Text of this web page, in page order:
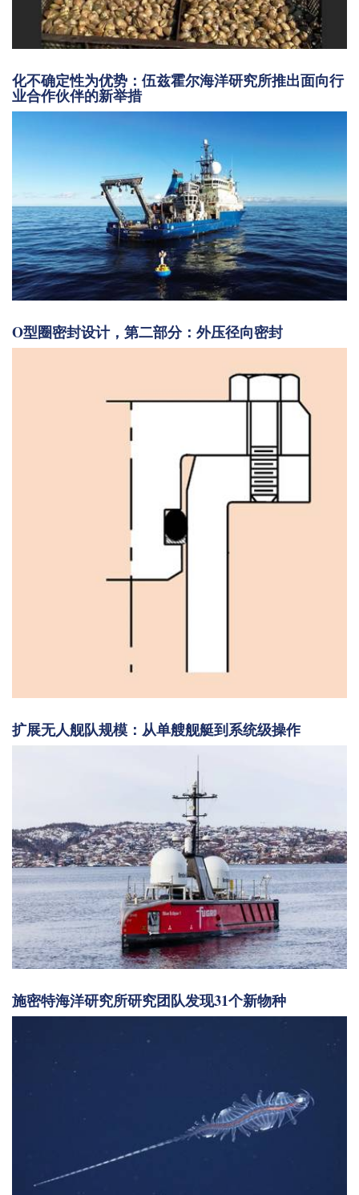
化不确定性为优势：伍兹霍尔海洋研究所推出面向行
业合作伙伴的新举措
O型圈密封设计，第二部分：外压径向密封
扩展无人舰队规模：从单艘舰艇到系统级操作
施密特海洋研究所研究团队发现31个新物种